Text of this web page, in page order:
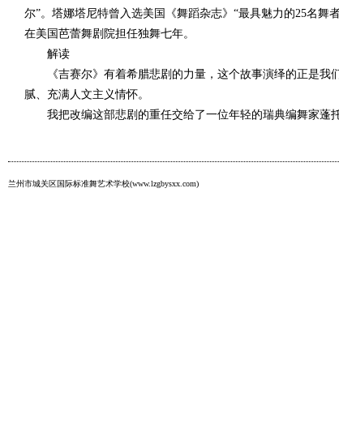
尔”。塔娜塔尼特曾入选美国《舞蹈杂志》“最具魅力的25名
在美国芭蕾舞剧院担任独舞七年。
解读
《吉赛尔》有着希腊悲剧的力量，这个故事演绎的正是我
腻、充满人文主义情怀。
我把改编这部悲剧的重任交给了一位年轻的瑞典编舞家蓬托
兰州市城关区国际标准舞艺术学校(www.lzgbysxx.com)